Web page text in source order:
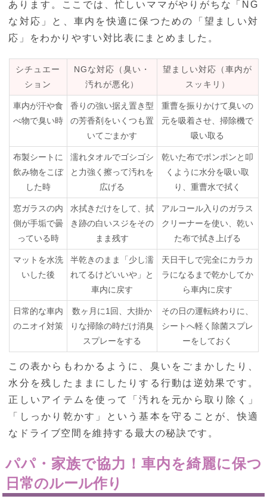
あります。ここでは、忙しいママがやりがちな「NG
な対応」と、車内を快適に保つための「望ましい対
応」をわかりやすい対比表にまとめました。
シチュエー
ション
NGな対応（臭い・
汚れが悪化）
望ましい対応（車内が
スッキリ）
車内が汗や食
べ物で臭い時
香りの強い据え置き型
の芳香剤をいくつも置
いてごまかす
重曹を振りかけて臭いの
元を吸着させ、掃除機で
吸い取る
布製シートに
飲み物をこぼ
した時
濡れタオルでゴシゴシ
と力強く擦って汚れを
広げる
乾いた布でポンポンと叩
くように水分を吸い取
り、重曹水で拭く
窓ガラスの内
側が手垢で曇
っている時
水拭きだけをして、拭
き跡の白いスジをその
まま残す
アルコール入りのガラス
クリーナーを使い、乾い
た布で拭き上げる
マットを水洗
いした後
半乾きのまま「少し濡
れてるけどいいや」と
車内に戻す
天日干しで完全にカラカ
ラになるまで乾かしてか
ら車内に戻す
日常的な車内
のニオイ対策
数ヶ月に1回、大掛か
りな掃除の時だけ消臭
スプレーをする
その日の運転終わりに、
シートへ軽く除菌スプレ
ーをしておく
この表からもわかるように、臭いをごまかしたり、
水分を残したままにしたりする行動は逆効果です。
正しいアイテムを使って「汚れを元から取り除く」
「しっかり乾かす」という基本を守ることが、快適
なドライブ空間を維持する最大の秘訣です。
パパ・家族で協力！車内を綺麗に保つ
日常のルール作り